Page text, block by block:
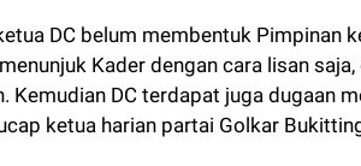
DC belum membentuk Pimpinan
Kader dengan cara lisan
Kemudian DC terdapat juga dugaan
ketua harian partai Golkar